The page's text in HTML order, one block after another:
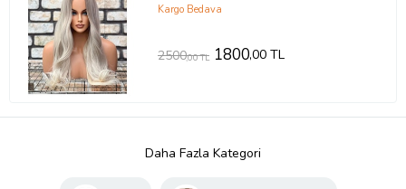
Kargo Bedava
2500,00 TL 1800,00 TL
Daha Fazla Kategori